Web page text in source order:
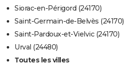
Siorac-en-Périgord (24170)
Saint-Germain-de-Belvès (24170)
Saint-Pardoux-et-Vielvic (24170)
Urval (24480)
Toutes les villes